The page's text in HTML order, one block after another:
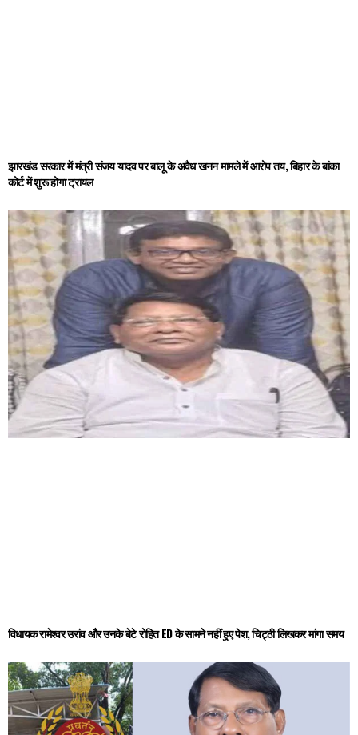
झारखंड सरकार में मंत्री संजय यादव पर बालू के अवैध खनन मामले में आरोप तय, बिहार के बांका
कोर्ट में शुरू होगा ट्रायल
विधायक रामेश्वर उरांव और उनके बेटे रोहित ED के सामने नहीं हुए पेश, चिट्ठी लिखकर मांगा समय